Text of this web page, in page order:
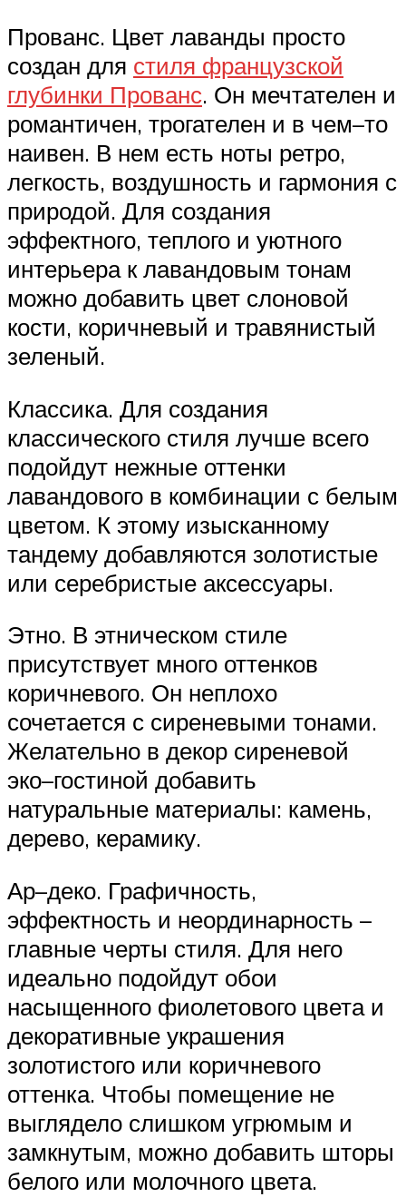
Прованс. Цвет лаванды просто
создан для стиля французской
глубинки Прованс. Он мечтателен и
романтичен, трогателен и в чем–то
наивен. В нем есть ноты ретро,
легкость, воздушность и гармония с
природой. Для создания
эффектного, теплого и уютного
интерьера к лавандовым тонам
можно добавить цвет слоновой
кости, коричневый и травянистый
зеленый.
Классика. Для создания
классического стиля лучше всего
подойдут нежные оттенки
лавандового в комбинации с белым
цветом. К этому изысканному
тандему добавляются золотистые
или серебристые аксессуары.
Этно. В этническом стиле
присутствует много оттенков
коричневого. Он неплохо
сочетается с сиреневыми тонами.
Желательно в декор сиреневой
эко–гостиной добавить
натуральные материалы: камень,
дерево, керамику.
Ар–деко. Графичность,
эффектность и неординарность –
главные черты стиля. Для него
идеально подойдут обои
насыщенного фиолетового цвета и
декоративные украшения
золотистого или коричневого
оттенка. Чтобы помещение не
выглядело слишком угрюмым и
замкнутым, можно добавить шторы
белого или молочного цвета.